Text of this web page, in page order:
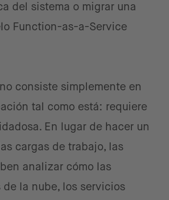
del sistema o migrar una
Function-as-a-Service
consiste simplemente en
tal como está: requiere
En lugar de hacer un
cargas de trabajo, las
analizar cómo las
la nube, los servicios